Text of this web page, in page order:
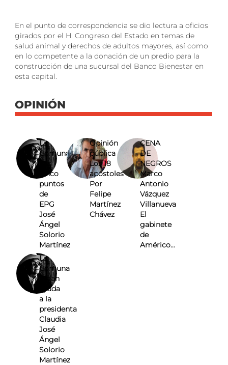
En el punto de correspondencia se dio lectura a oficios
girados por el H. Congreso del Estado en temas de
salud animal y derechos de adultos mayores, así como
en lo competente a la donación de un predio para la
construcción de una sucursal del Banco Bienestar en
esta capital.
OPINIÓN
La
Comuna
Los
cinco
puntos
de
EPG
José
Ángel
Solorio
Martínez
Opinión
pública
Los 18
apóstoles
Por
Felipe
Martínez
Chávez
CENA
DE
NEGROS
Marco
Antonio
Vázquez
Villanueva
El
gabinete
de
Américo…
La
Comuna
Pidan
ayuda
a la
presidenta
Claudia
José
Ángel
Solorio
Martínez